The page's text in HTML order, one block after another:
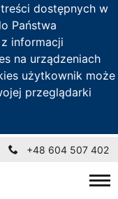
dostępnych w
Państwa
informacji
na urządzeniach
użytkownik może
przeglądarki
+48 604 507 402